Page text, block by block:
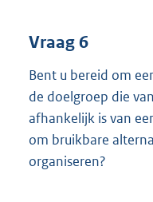
Vraag 6
Bent u bereid om
de doelgroep die
afhankelijk is van
om bruikbare
organiseren?